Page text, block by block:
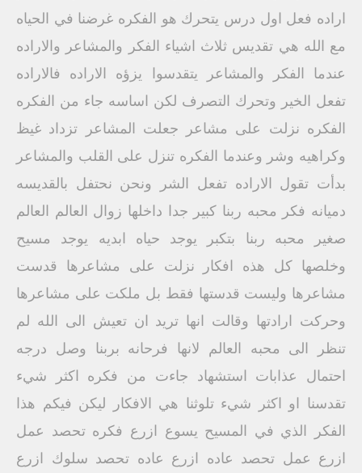
اراده فعل اول درس يتحرك هو الفكره غرضنا في الحياه
مع الله هي تقديس ثلاث اشياء الفكر والمشاعر والاراده
عندما الفكر والمشاعر يتقدسوا يزؤه الاراده فالاراده
تفعل الخير وتحرك التصرف لكن اساسه جاء من الفكره
الفكره نزلت على مشاعر جعلت المشاعر تزداد غيظ
وكراهيه وشر وعندما الفكره تنزل على القلب والمشاعر
بدأت تقول الاراده تفعل الشر ونحن نحتفل بالقديسه
دميانه فكر محبه ربنا كبير جدا داخلها زوال العالم العالم
صغير محبه ربنا بتكبر يوجد حياه ابديه يوجد مسيح
وخلصها كل هذه افكار نزلت على مشاعرها قدست
مشاعرها وليست قدستها فقط بل ملكت على مشاعرها
وحركت ارادتها وقالت انها تريد ان تعيش الى الله لم
تنظر الى محبه العالم لانها فرحانه بربنا وصل درجه
احتمال عذابات استشهاد جاءت من فكره اكثر شيء
تقدسنا او اكثر شيء تلوثنا هي الافكار ليكن فيكم هذا
الفكر الذي في المسيح يسوع ازرع فكره تحصد عمل
ازرع عمل تحصد عاده ازرع عاده تحصد سلوك ازرع